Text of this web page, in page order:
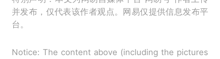
并发布，仅代表该作者观点。网易仅提供信息发布平
台。
Notice: The content above (including the pictures